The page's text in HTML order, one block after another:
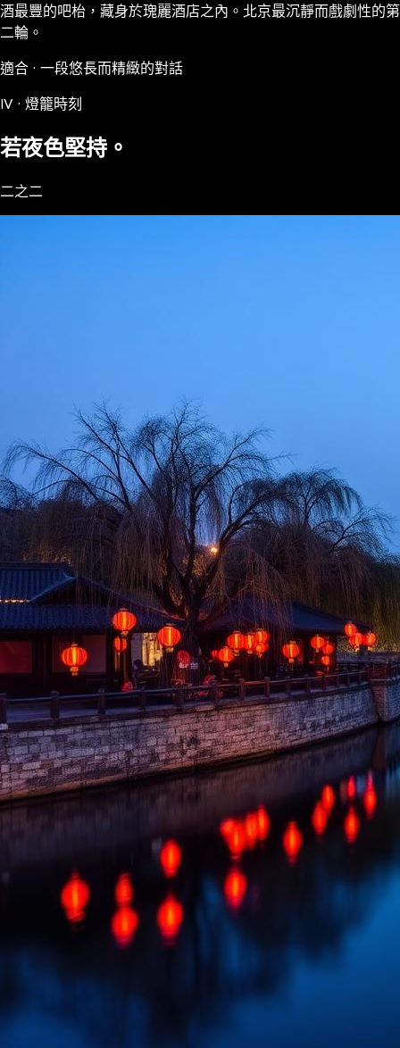
酒最豐的吧枱，藏身於瑰麗酒店之內。北京最沉靜而戲劇性的第
二輪。
適合 · 一段悠長而精緻的對話
IV · 燈籠時刻
若夜色堅持。
二之二